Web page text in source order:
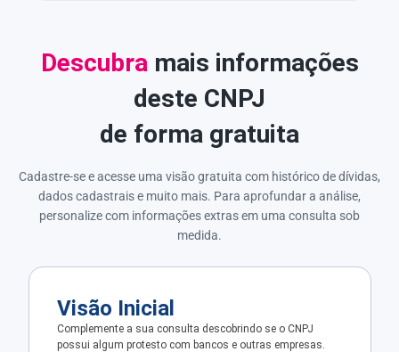
Descubramais informações
deste CNPJ
de forma gratuita
Cadastre-se e acesse uma visão gratuita com histórico de dívidas,
dados cadastrais e muito mais. Para aprofundar a análise,
personalize com informações extras em uma consulta sob
medida.
Visão Inicial
Complemente a sua consulta descobrindo se o CNPJ
possui algum protesto com bancos e outras empresas.